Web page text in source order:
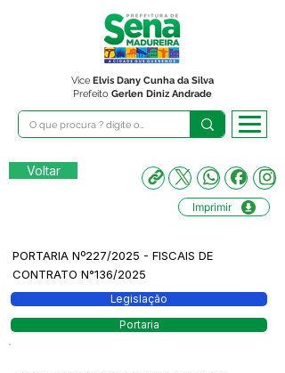
Prefeito Gerlen Diniz Andrade
Vice Elvis Dany Cunha da Silva
Voltar
Imprimir
PORTARIA Nº227/2025 - FISCAIS DE
CONTRATO N°136/2025
Legislação
Portaria